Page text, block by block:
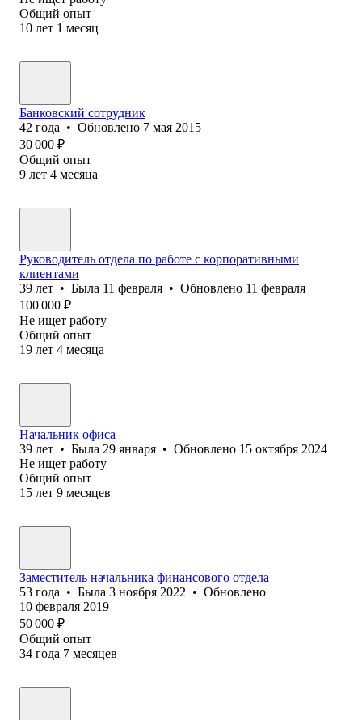
Общий опыт
10 лет 1 месяц
Банковский сотрудник
42 года • Обновлено 7 мая 2015
30 000 ₽
Общий опыт
9 лет 4 месяца
Руководитель отдела по работе с корпоративными
клиентами
39 лет • Была 11 февраля • Обновлено 11 февраля
100 000 ₽
Не ищет работу
Общий опыт
19 лет 4 месяца
Начальник офиса
39 лет • Была 29 января • Обновлено 15 октября 2024
Не ищет работу
Общий опыт
15 лет 9 месяцев
Заместитель начальника финансового отдела
53 года • Была 3 ноября 2022 • Обновлено
10 февраля 2019
50 000 ₽
Общий опыт
34 года 7 месяцев